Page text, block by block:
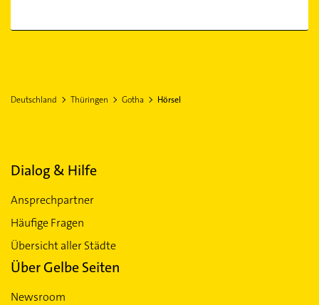
Deutschland Thüringen Gotha Hörsel
Dialog & Hilfe
Ansprechpartner
Häufige Fragen
Übersicht aller Städte
Über Gelbe Seiten
Newsroom